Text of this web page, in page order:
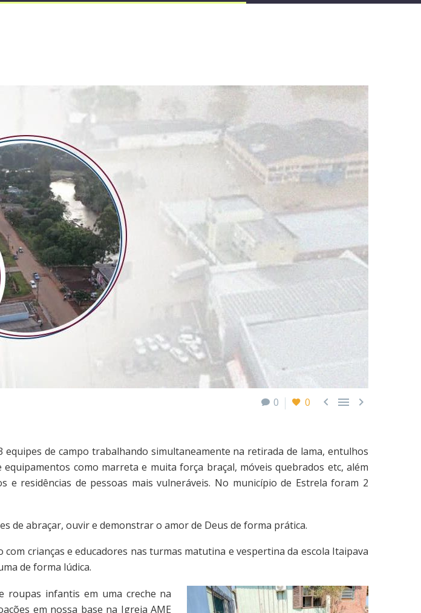
0 0   
equipes de campo trabalhando simultaneamente na retirada de lama, entulhos
equipamentos como marreta e muita força braçal, móveis quebrados etc, além
e residências de pessoas mais vulneráveis. No município de Estrela foram 2
de abraçar, ouvir e demonstrar o amor de Deus de forma prática.
crianças e educadores nas turmas matutina e vespertina da escola Itaipava
de forma lúdica.
roupas infantis em uma creche na
em nossa base na Igreja AME